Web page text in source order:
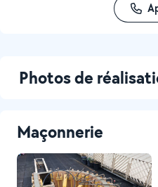
Photos de
Maçonnerie